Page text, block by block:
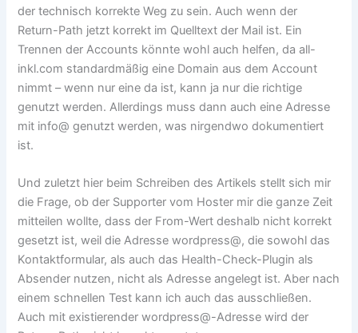
der technisch korrekte Weg zu sein. Auch wenn der
Return-Path jetzt korrekt im Quelltext der Mail ist. Ein
Trennen der Accounts könnte wohl auch helfen, da all-
inkl.com standardmäßig eine Domain aus dem Account
nimmt – wenn nur eine da ist, kann ja nur die richtige
genutzt werden. Allerdings muss dann auch eine Adresse
mit info@ genutzt werden, was nirgendwo dokumentiert
ist.
Und zuletzt hier beim Schreiben des Artikels stellt sich mir
die Frage, ob der Supporter vom Hoster mir die ganze Zeit
mitteilen wollte, dass der From-Wert deshalb nicht korrekt
gesetzt ist, weil die Adresse wordpress@, die sowohl das
Kontaktformular, als auch das Health-Check-Plugin als
Absender nutzen, nicht als Adresse angelegt ist. Aber nach
einem schnellen Test kann ich auch das ausschließen.
Auch mit existierender wordpress@-Adresse wird der